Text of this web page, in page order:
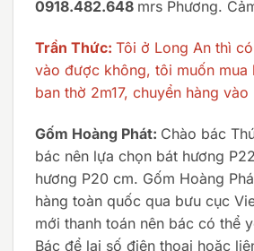
0918.482.648 mrs Phương.
Trần Thức: Tôi ở Long An thì
vào được không, tôi muốn mua
ban thờ 2m17, chuyển hàng
Gốm Hoàng Phát: Chào bác
bác nên lựa chọn bát hương
hương P20 cm. Gốm Hoàng
hàng toàn quốc qua bưu cục
mới thanh toán nên bác có thể
Bác để lại số điện thoại hoặc